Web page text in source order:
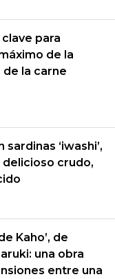
para
de la
la carne
‘iwashi’,
delicioso crudo,
Kaho’, de
una obra
entre una